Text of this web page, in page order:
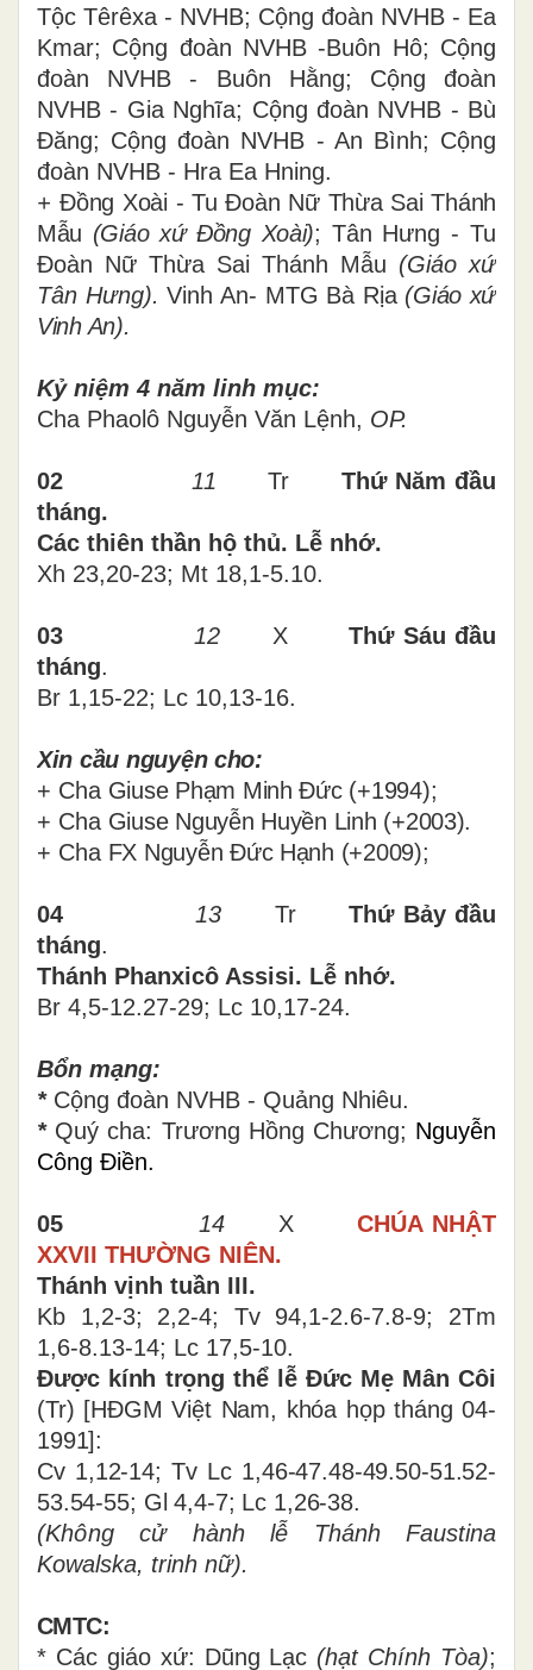
Tộc Têrêxa - NVHB; Cộng đoàn NVHB - Ea
Kmar; Cộng đoàn NVHB -Buôn Hô; Cộng
đoàn NVHB - Buôn Hằng; Cộng đoàn
NVHB - Gia Nghĩa; Cộng đoàn NVHB - Bù
Đăng; Cộng đoàn NVHB - An Bình; Cộng
đoàn NVHB - Hra Ea Hning.
+Đồng Xoài - Tu Đoàn Nữ Thừa Sai Thánh
Mẫu (Giáo xứ Đồng Xoài); Tân Hưng - Tu
Đoàn Nữ Thừa Sai Thánh Mẫu (Giáo xứ
Tân Hưng). Vinh An- MTG Bà Rịa (Giáo xứ
Vinh An).
Kỷ niệm4 năm linh mục:
Cha Phaolô Nguyễn Văn Lệnh, OP.
02 11 Tr Thứ Năm đầu
tháng.
Các thiên thần hộ thủ. Lễ nhớ.
Xh 23,20-23; Mt 18,1-5.10.
03 12 XThứ Sáu đầu
tháng.
Br 1,15-22; Lc 10,13-16.
Xin cầu nguyện cho:
+ Cha Giuse Phạm Minh Đức (+1994);
+ Cha Giuse Nguyễn Huyền Linh (+2003).
+ Cha FX Nguyễn Đức Hạnh (+2009);
04 13 TrThứ Bảy đầu
tháng.
Thánh Phanxicô Assisi. Lễ nhớ.
Br 4,5-12.27-29; Lc 10,17-24.
Bổn mạng:
*Cộng đoàn NVHB - Quảng Nhiêu.
* Quý cha: Trương Hồng Chương; Nguyễn
Công Điền.
05 14XCHÚA NHẬT
XXVII THƯỜNG NIÊN.
Thánh vịnh tuần III.
Kb 1,2-3; 2,2-4; Tv 94,1-2.6-7.8-9; 2Tm
1,6-8.13-14; Lc 17,5-10.
Được kính trọng thể lễ Đức Mẹ Mân Côi
(Tr) [HĐGM Việt Nam, khóa họp tháng 04-
1991]:
Cv 1,12-14; Tv Lc 1,46-47.48-49.50-51.52-
53.54-55; Gl 4,4-7; Lc 1,26-38.
(Không cử hành lễ Thánh Faustina
Kowalska, trinh nữ).
CMTC:
* Các giáo xứ: Dũng Lạc (hạt Chính Tòa);